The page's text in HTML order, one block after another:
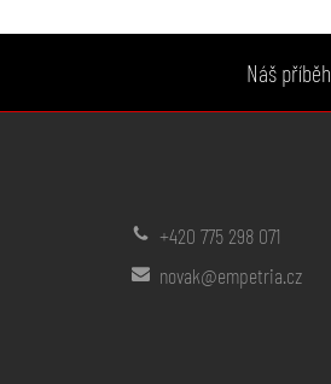
Náš příběh
+420 775 298 071
novak@empetria.cz